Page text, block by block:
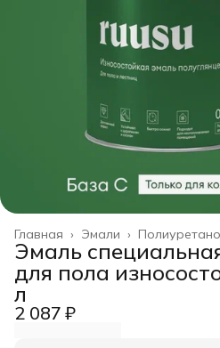
Эмали ›
Главная ›
Эмаль
для пола
л
2 087 ₽